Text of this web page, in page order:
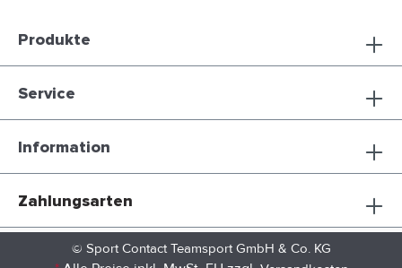
Produkte
Service
Information
Zahlungsarten
© Sport Contact Teamsport GmbH & Co. KG